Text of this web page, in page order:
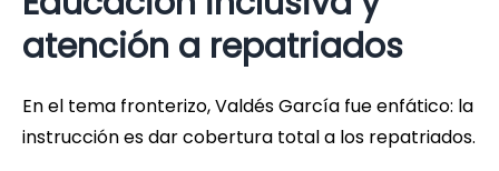
atención a repatriados
En el tema fronterizo, Valdés García fue enfático: la
instrucción es dar cobertura total a los repatriados.